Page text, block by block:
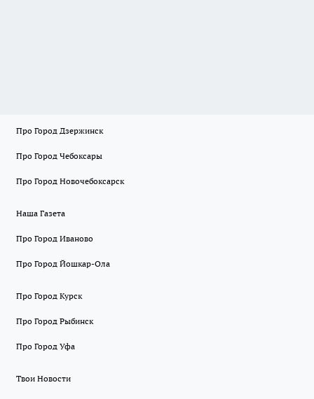
Про Город Дзержинск
Про Город Чебоксары
Про Город Новочебоксарск
Наша Газета
Про Город Иваново
Про Город Йошкар-Ола
Про Город Курск
Про Город Рыбинск
Про Город Уфа
Твои Новости